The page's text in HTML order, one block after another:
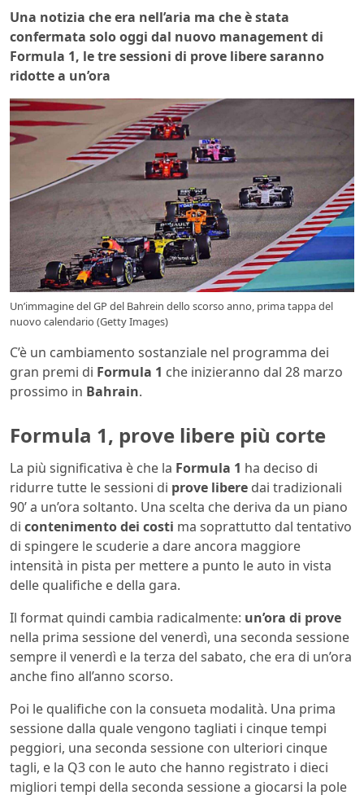
Una notizia che era nell’aria ma che è stata
confermata solo oggi dal nuovo management di
Formula 1, le tre sessioni di prove libere saranno
ridotte a un’ora
Un’immagine del GP del Bahrein dello scorso anno, prima tappa del
nuovo calendario (Getty Images)
C’è un cambiamento sostanziale nel programma dei
gran premi di Formula 1 che inizieranno dal 28 marzo
prossimo in Bahrain.
Formula 1, prove libere più corte
La più significativa è che la Formula 1 ha deciso di
ridurre tutte le sessioni di prove libere dai tradizionali
90’ a un’ora soltanto. Una scelta che deriva da un piano
di contenimento dei costi ma soprattutto dal tentativo
di spingere le scuderie a dare ancora maggiore
intensità in pista per mettere a punto le auto in vista
delle qualifiche e della gara.
Il format quindi cambia radicalmente: un’ora di prove
nella prima sessione del venerdì, una seconda sessione
sempre il venerdì e la terza del sabato, che era di un’ora
anche fino all’anno scorso.
Poi le qualifiche con la consueta modalità. Una prima
sessione dalla quale vengono tagliati i cinque tempi
peggiori, una seconda sessione con ulteriori cinque
tagli, e la Q3 con le auto che hanno registrato i dieci
migliori tempi della seconda sessione a giocarsi la pole